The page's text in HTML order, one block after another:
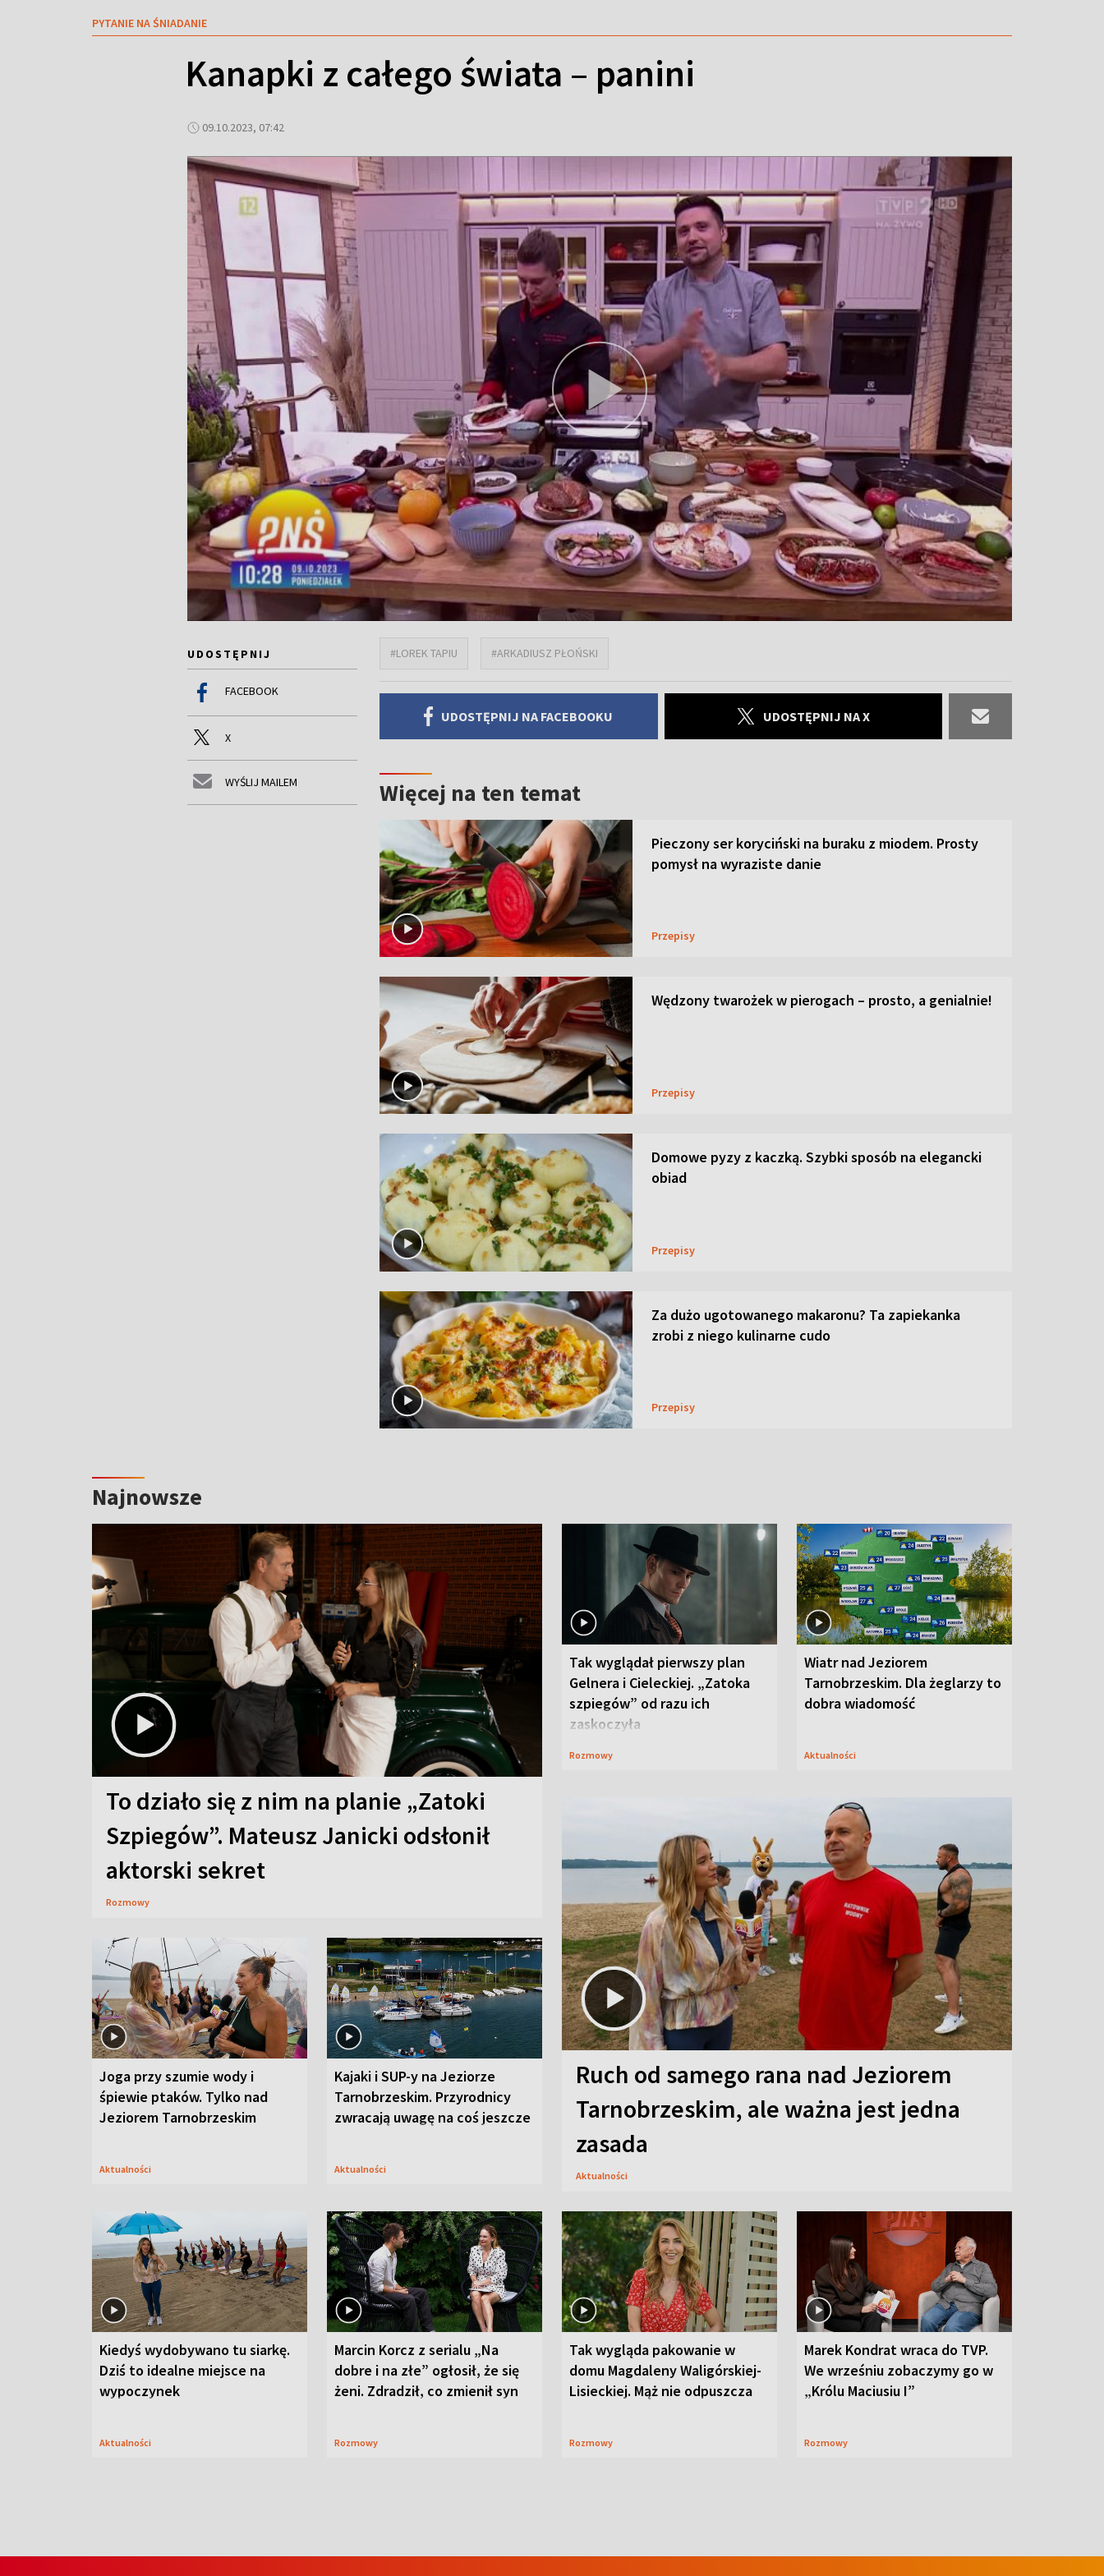
PYTANIE NA ŚNIADANIE
Kanapki z całego świata – panini
09.10.2023, 07:42
UDOSTĘPNIJ
FACEBOOK
X
WYŚLIJ MAILEM
#LOREK TAPIU #ARKADIUSZ PŁOŃSKI
UDOSTĘPNIJ NA FACEBOOKU UDOSTĘPNIJ NA X
Więcej na ten temat
Pieczony ser koryciński na buraku z miodem. Prosty
pomysł na wyraziste danie
Przepisy
Wędzony twarożek w pierogach – prosto, a genialnie!
Przepisy
Domowe pyzy z kaczką. Szybki sposób na elegancki
obiad
Przepisy
Za dużo ugotowanego makaronu? Ta zapiekanka
zrobi z niego kulinarne cudo
Przepisy
Najnowsze
To działo się z nim na planie „Zatoki
Szpiegów”. Mateusz Janicki odsłonił
aktorski sekret
Rozmowy
Tak wyglądał pierwszy plan
Gelnera i Cieleckiej. „Zatoka
szpiegów” od razu ich
zaskoczyła
Rozmowy
Wiatr nad Jeziorem
Tarnobrzeskim. Dla żeglarzy to
dobra wiadomość
Aktualności
Joga przy szumie wody i
śpiewie ptaków. Tylko nad
Jeziorem Tarnobrzeskim
Aktualności
Kajaki i SUP-y na Jeziorze
Tarnobrzeskim. Przyrodnicy
zwracają uwagę na coś jeszcze
Aktualności
Ruch od samego rana nad Jeziorem
Tarnobrzeskim, ale ważna jest jedna
zasada
Aktualności
Kiedyś wydobywano tu siarkę.
Dziś to idealne miejsce na
wypoczynek
Aktualności
Marcin Korcz z serialu „Na
dobre i na złe” ogłosił, że się
żeni. Zdradził, co zmienił syn
Rozmowy
Tak wygląda pakowanie w
domu Magdaleny Waligórskiej-
Lisieckiej. Mąż nie odpuszcza
Rozmowy
Marek Kondrat wraca do TVP.
We wrześniu zobaczymy go w
„Królu Maciusiu I”
Rozmowy